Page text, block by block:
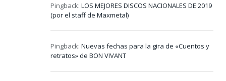
Pingback: LOS MEJORES DISCOS NACIONALES DE 2019
(por el staff de Maxmetal)
Pingback: Nuevas fechas para la gira de «Cuentos y
retratos» de BON VIVANT